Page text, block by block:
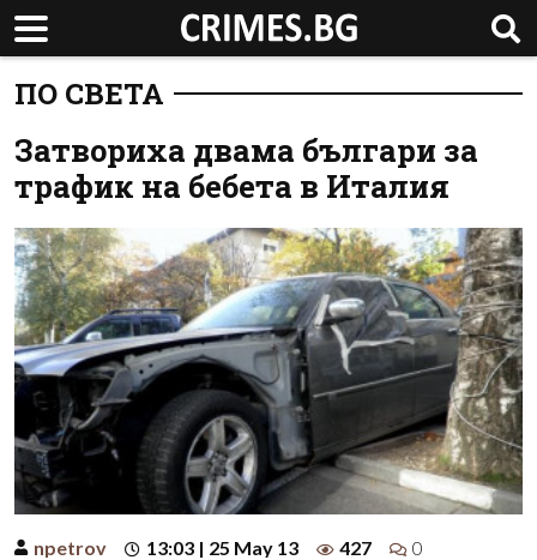
ПО СВЕТА
Затвориха двама българи за
трафик на бебета в Италия
npetrov 13:03 | 25 May 13 427 0